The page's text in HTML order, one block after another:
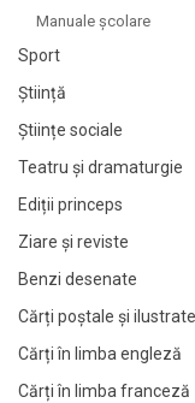
Manuale şcolare
Sport
Știință
Științe sociale
Teatru și dramaturgie
Ediții princeps
Ziare şi reviste
Benzi desenate
Cărți poștale și ilustrate
Cărți în limba engleză
Cărți în limba franceză